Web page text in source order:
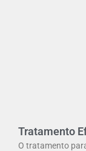
Tratamento
O tratamento